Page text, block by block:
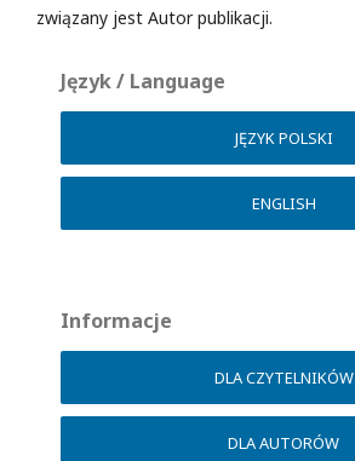
związany jest Autor publikacji.
Język / Language
JĘZYK POLSKI
ENGLISH
Informacje
DLA CZYTELNIKÓW
DLA AUTORÓW